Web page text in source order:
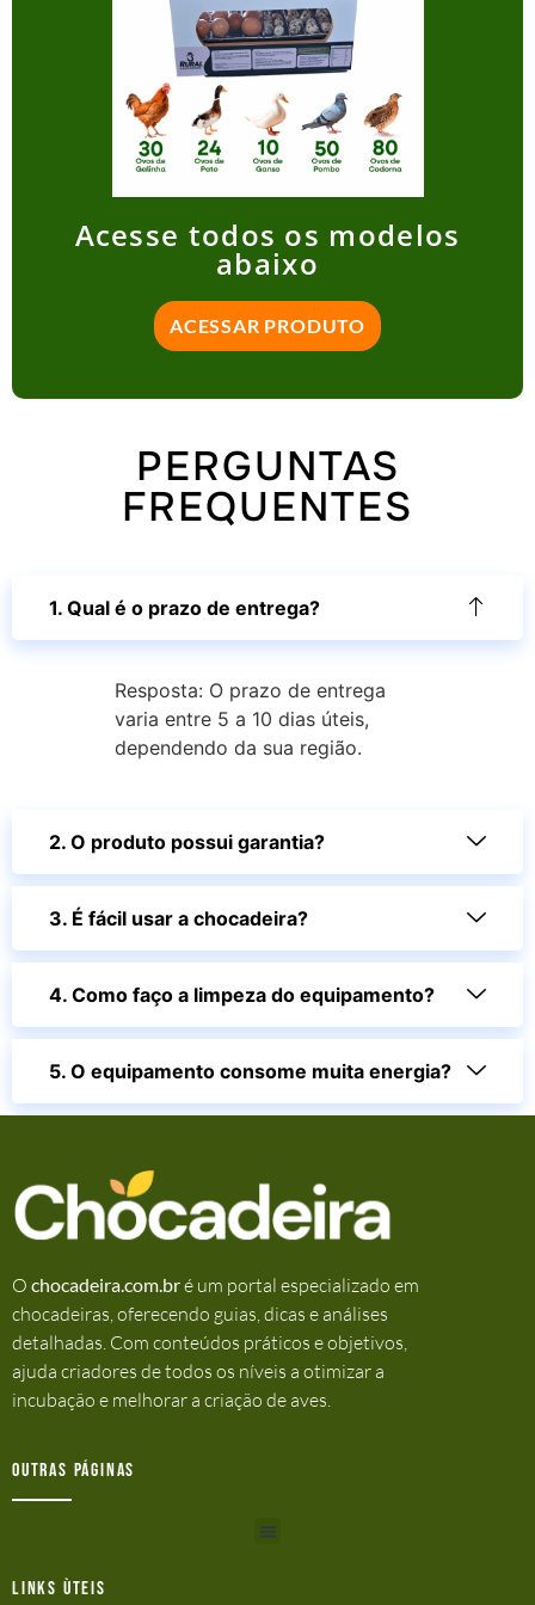
Acesse todos os modelos
abaixo
ACESSAR PRODUTO
PERGUNTAS
FREQUENTES
1. Qual é o prazo de entrega?
Resposta: O prazo de entrega
varia entre 5 a 10 dias úteis,
dependendo da sua região.
2. O produto possui garantia?
3. É fácil usar a chocadeira?
4. Como faço a limpeza do equipamento?
5. O equipamento consome muita energia?
O chocadeira.com.bré um portal especializado em
chocadeiras, oferecendo guias, dicas e análises
detalhadas. Com conteúdos práticos e objetivos,
ajuda criadores de todos os níveis a otimizar a
incubação e melhorar a criação de aves.
Outras Páginas
Links ùteis